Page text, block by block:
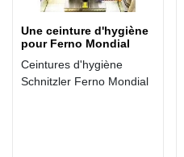
Une ceinture d'hygiène
pour Ferno Mondial
Ceintures d'hygiène
Schnitzler Ferno Mondial